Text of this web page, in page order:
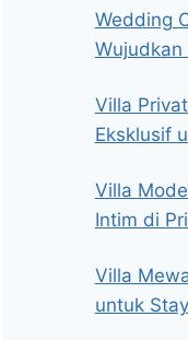
Wedding
Wujudkan
Villa
Eksklusif
Villa
Intim di
Villa
untuk